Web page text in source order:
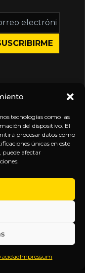
tecnologías como las
del dispositivo. El
procesar datos como
únicas en este
puede afectar
Impressum
y
SÍGUENOS